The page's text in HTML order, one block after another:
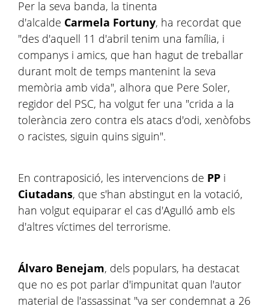
Per la seva banda, la tinenta
d'alcalde Carmela Fortuny, ha recordat que
"des d'aquell 11 d'abril tenim una família, i
companys i amics, que han hagut de treballar
durant molt de temps mantenint la seva
memòria amb vida", alhora que Pere Soler,
regidor del PSC, ha volgut fer una "crida a la
tolerància zero contra els atacs d'odi, xenòfobs
o racistes, siguin quins siguin".
En contraposició, les intervencions de PP i
Ciutadans, que s'han abstingut en la votació,
han volgut equiparar el cas d'Agulló amb els
d'altres víctimes del terrorisme.
Álvaro Benejam, dels populars, ha destacat
que no es pot parlar d'impunitat quan l'autor
material de l'assassinat "va ser condemnat a 26